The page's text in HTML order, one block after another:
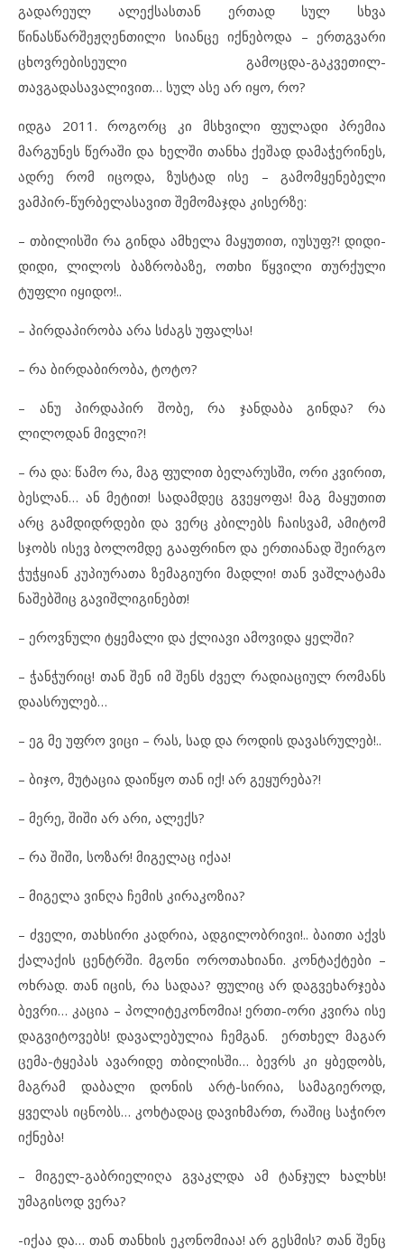
გადარეულ ალექსასთან ერთად სულ სხვა
წინასწარშეჟღენთილი სიანცე იქნებოდა – ერთგვარი
ცხოვრებისეული გამოცდა-გაკვეთილ-
თავგადასავალივით… სულ ასე არ იყო, რო?
იდგა 2011. როგორც კი მსხვილი ფულადი პრემია
მარგუნეს წერაში და ხელში თანხა ქეშად დამაჭერინეს,
ადრე რომ იცოდა, ზუსტად ისე – გამომყენებელი
ვამპირ-წურბელასავით შემომაჯდა კისერზე:
– თბილისში რა გინდა ამხელა მაყუთით, იუსუფ?! დიდი-
დიდი, ლილოს ბაზრობაზე, ოთხი წყვილი თურქული
ტუფლი იყიდო!..
– პირდაპირობა არა სძაგს უფალსა!
– რა ბირდაბირობა, ტოტო?
– ანუ პირდაპირ შობე, რა ჯანდაბა გინდა? რა
ლილოდან მივლი?!
– რა და: წამო რა, მაგ ფულით ბელარუსში, ორი კვირით,
ბესლან… ან მეტით! სადამდეც გვეყოფა! მაგ მაყუთით
არც გამდიდრდები და ვერც კბილებს ჩაისვამ, ამიტომ
სჯობს ისევ ბოლომდე გააფრინო და ერთიანად შეირგო
ჭუჭყიან კუპიურათა ზემაგიური მადლი! თან ვაშლატამა
ნაშებშიც გავიშლიგინებთ!
– ეროვნული ტყემალი და ქლიავი ამოვიდა ყელში?
– ჭანჭურიც! თან შენ იმ შენს ძველ რადიაციულ რომანს
დაასრულებ…
– ეგ მე უფრო ვიცი – რას, სად და როდის დავასრულებ!..
– ბიჯო, მუტაცია დაიწყო თან იქ! არ გეყურება?!
– მერე, შიში არ არი, ალექს?
– რა შიში, სოზარ! მიგელაც იქაა!
– მიგელა ვინღა ჩემის კირაკოზია?
– ძველი, თახსირი კადრია, ადგილობრივი!.. ბაითი აქვს
ქალაქის ცენტრში. მგონი ოროთახიანი. კონტაქტები –
ოხრად. თან იცის, რა სადაა? ფულიც არ დაგვეხარჯება
ბევრი… კაცია – პოლიტეკონომია! ერთი-ორი კვირა ისე
დაგვიტოვებს! დავალებულია ჩემგან. ერთხელ მაგარ
ცემა-ტყეპას ავარიდე თბილისში… ბევრს კი ყბედობს,
მაგრამ დაბალი დონის არტ-სირია, სამაგიეროდ,
ყველას იცნობს… კოხტადაც დავიხმართ, რაშიც საჭირო
იქნება!
– მიგელ-გაბრიელიღა გვაკლდა ამ ტანჯულ ხალხს!
უმაგისოდ ვერა?
-იქაა და… თან თანხის ეკონომიაა! არ გესმის? თან შენც